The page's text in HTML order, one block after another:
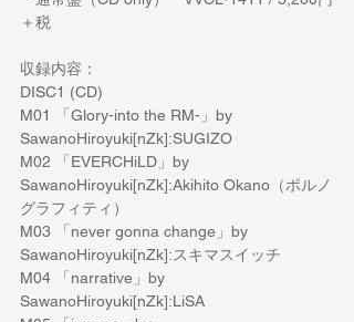
＋税
収録内容：
DISC1 (CD)
M01 「Glory-into the RM-」by
SawanoHiroyuki[nZk]:SUGIZO
M02 「EVERCHiLD」by
SawanoHiroyuki[nZk]:Akihito Okano（ポルノ
グラフィティ）
M03 「never gonna change」by
SawanoHiroyuki[nZk]:スキマスイッチ
M04 「narrative」by
SawanoHiroyuki[nZk]:LiSA